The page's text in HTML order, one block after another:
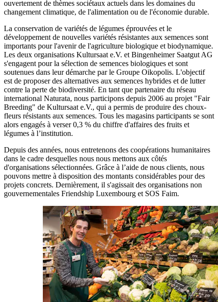
ouvertement de thèmes sociétaux actuels dans les domaines du
changement climatique, de l'alimentation ou de l'économie durable.
La conservation de variétés de légumes éprouvées et le
développement de nouvelles variétés résistantes aux semences sont
importants pour l'avenir de l'agriculture biologique et biodynamique.
Les deux organisations Kultursaat e.V. et Bingenheimer Saatgut AG
s'engagent pour la sélection de semences biologiques et sont
soutenues dans leur démarche par le Groupe Oikopolis. L'objectif
est de proposer des alternatives aux semences hybrides et de lutter
contre la perte de biodiversité. En tant que partenaire du réseau
international Naturata, nous participons depuis 2006 au projet "Fair
Breeding" de Kultursaat e.V., qui a permis de produire des choux-
fleurs résistants aux semences. Tous les magasins participants se sont
alors engagés à verser 0,3 % du chiffre d'affaires des fruits et
légumes à l’institution.
Depuis des années, nous entretenons des coopérations humanitaires
dans le cadre desquelles nous nous mettons aux côtés
d'organisations sélectionnées. Grâce à l’aide de nous clients, nous
pouvons mettre à disposition des montants considérables pour des
projets concrets. Dernièrement, il s'agissait des organisations non
gouvernementales Friendship Luxembourg et SOS Faim.